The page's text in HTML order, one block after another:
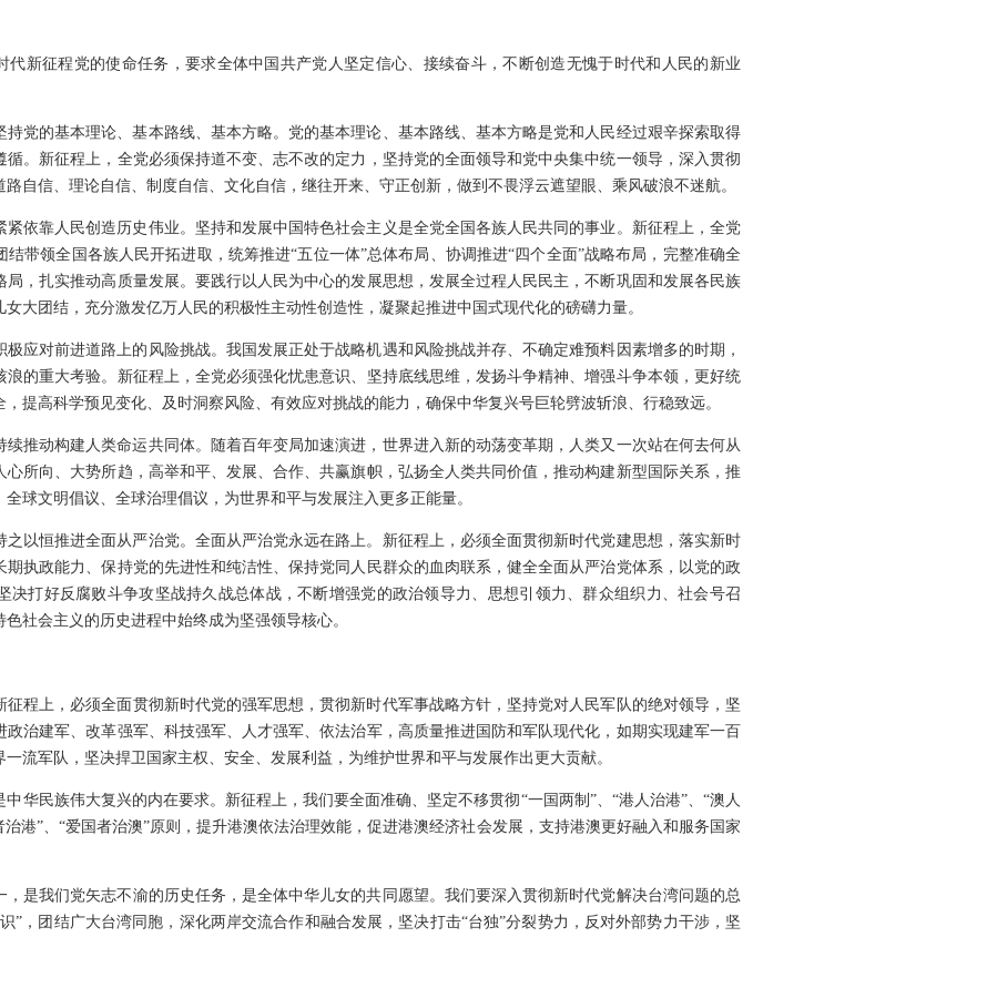
代新征程党的使命任务，要求全体中国共产党人坚定信心、接续奋斗，不断创造无愧于时代和人民的新业
党的基本理论、基本路线、基本方略。党的基本理论、基本路线、基本方略是党和人民经过艰辛探索取得
。新征程上，全党必须保持道不变、志不改的定力，坚持党的全面领导和党中央集中统一领导，深入贯彻
自信、理论自信、制度自信、文化自信，继往开来、守正创新，做到不畏浮云遮望眼、乘风破浪不迷航。
依靠人民创造历史伟业。坚持和发展中国特色社会主义是全党全国各族人民共同的事业。新征程上，全党
带领全国各族人民开拓进取，统筹推进“五位一体”总体布局、协调推进“四个全面”战略布局，完整准确全
，扎实推动高质量发展。要践行以人民为中心的发展思想，发展全过程人民民主，不断巩固和发展各民族
大团结，充分激发亿万人民的积极性主动性创造性，凝聚起推进中国式现代化的磅礴力量。
应对前进道路上的风险挑战。我国发展正处于战略机遇和风险挑战并存、不确定难预料因素增多的时期，
的重大考验。新征程上，全党必须强化忧患意识、坚持底线思维，发扬斗争精神、增强斗争本领，更好统
提高科学预见变化、及时洞察风险、有效应对挑战的能力，确保中华复兴号巨轮劈波斩浪、行稳致远。
推动构建人类命运共同体。随着百年变局加速演进，世界进入新的动荡变革期，人类又一次站在何去何从
所向、大势所趋，高举和平、发展、合作、共赢旗帜，弘扬全人类共同价值，推动构建新型国际关系，推
球文明倡议、全球治理倡议，为世界和平与发展注入更多正能量。
以恒推进全面从严治党。全面从严治党永远在路上。新征程上，必须全面贯彻新时代党建思想，落实新时
执政能力、保持党的先进性和纯洁性、保持党同人民群众的血肉联系，健全全面从严治党体系，以党的政
决打好反腐败斗争攻坚战持久战总体战，不断增强党的政治领导力、思想引领力、群众组织力、社会号召
社会主义的历史进程中始终成为坚强领导核心。
程上，必须全面贯彻新时代党的强军思想，贯彻新时代军事战略方针，坚持党对人民军队的绝对领导，坚
治建军、改革强军、科技强军、人才强军、依法治军，高质量推进国防和军队现代化，如期实现建军一百
流军队，坚决捍卫国家主权、安全、发展利益，为维护世界和平与发展作出更大贡献。
华民族伟大复兴的内在要求。新征程上，我们要全面准确、坚定不移贯彻“一国两制”、“港人治港”、“澳人
港”、“爱国者治澳”原则，提升港澳依法治理效能，促进港澳经济社会发展，支持港澳更好融入和服务国家
是我们党矢志不渝的历史任务，是全体中华儿女的共同愿望。我们要深入贯彻新时代党解决台湾问题的总
”，团结广大台湾同胞，深化两岸交流合作和融合发展，坚决打击“台独”分裂势力，反对外部势力干涉，坚